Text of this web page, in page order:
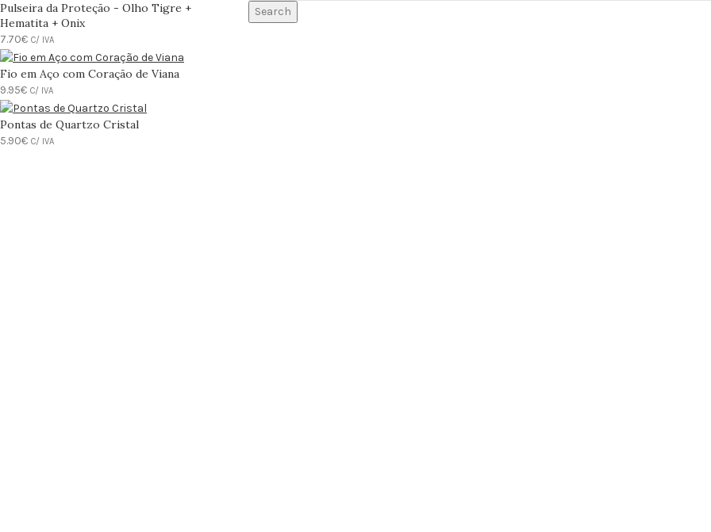
Pulseira da Proteção - Olho Tigre +
Hematita + Onix
7.70€ C/ IVA
Fio em Aço com Coração de Viana
9.95€ C/ IVA
Pontas de Quartzo Cristal
5.90€ C/ IVA
Search